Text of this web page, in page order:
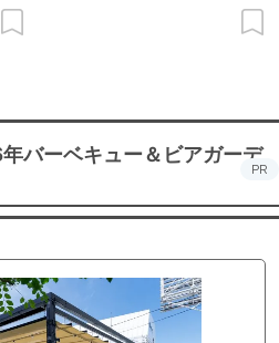
バーベキュー＆ビアガーデ
PR